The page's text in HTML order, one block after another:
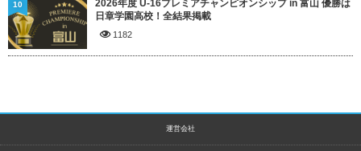
2026年度 U-16プレミアチャンピオンシップ in 富山 優勝は
日章学園高校！全結果掲載
1182
10
運営会社